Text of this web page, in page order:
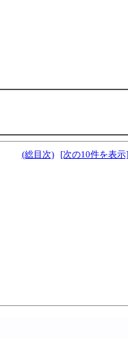
(総目次) [次の10件を表示]